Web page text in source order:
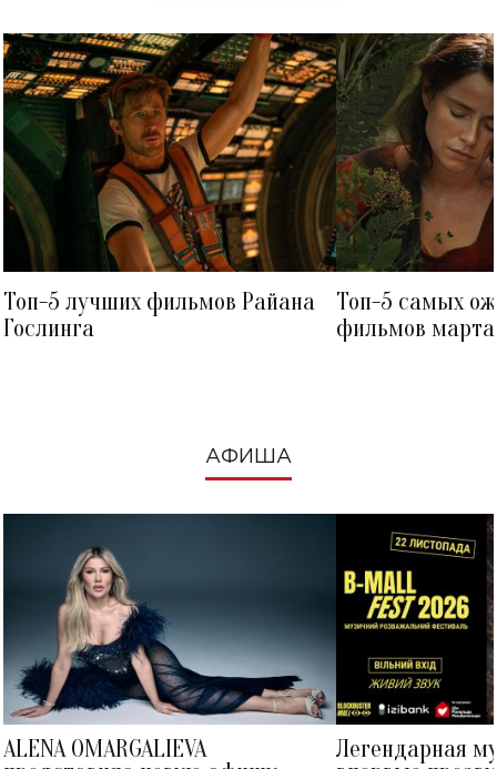
Топ-5 лучших фильмов Райана
Гослинга
Топ-5 самых
фильмов
АФИША
ALENA OMARGALIEVA
Легендарная